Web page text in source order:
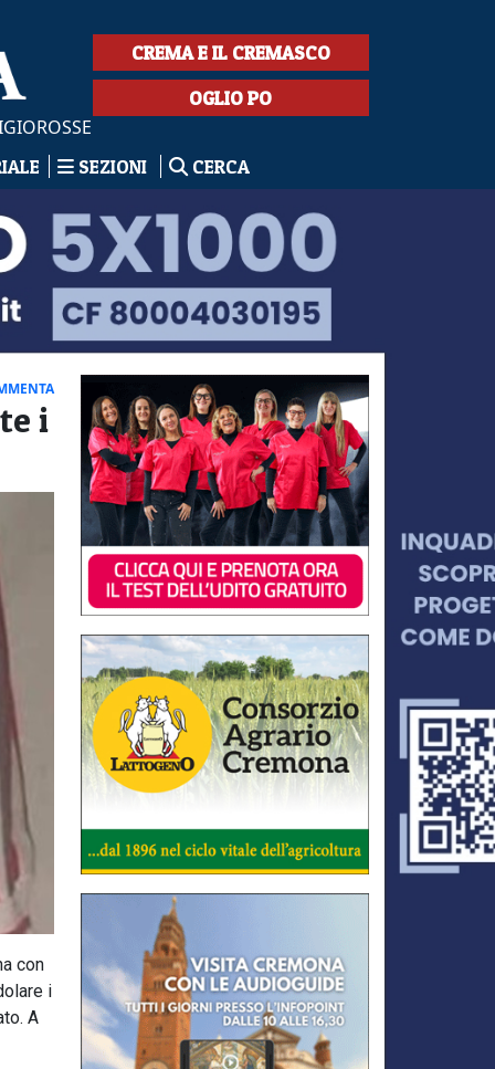
CREMA E IL CREMASCO
OGLIO PO
SEZIONI CERCA
i
con
i
A